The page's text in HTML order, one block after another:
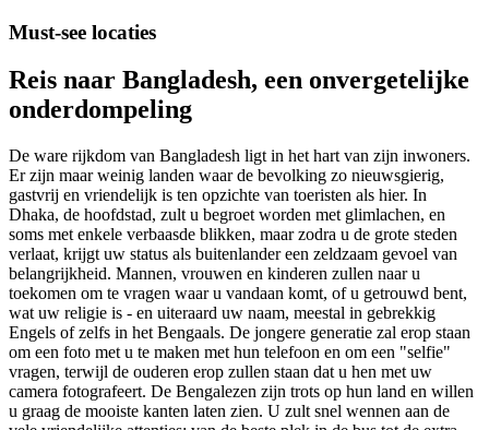
Must-see locaties
Reis naar Bangladesh, een onvergetelijke
onderdompeling
De ware rijkdom van Bangladesh ligt in het hart van zijn inwoners.
Er zijn maar weinig landen waar de bevolking zo nieuwsgierig,
gastvrij en vriendelijk is ten opzichte van toeristen als hier. In
Dhaka, de hoofdstad, zult u begroet worden met glimlachen, en
soms met enkele verbaasde blikken, maar zodra u de grote steden
verlaat, krijgt uw status als buitenlander een zeldzaam gevoel van
belangrijkheid. Mannen, vrouwen en kinderen zullen naar u
toekomen om te vragen waar u vandaan komt, of u getrouwd bent,
wat uw religie is - en uiteraard uw naam, meestal in gebrekkig
Engels of zelfs in het Bengaals. De jongere generatie zal erop staan
om een foto met u te maken met hun telefoon en om een "selfie"
vragen, terwijl de ouderen erop zullen staan dat u hen met uw
camera fotografeert. De Bengalezen zijn trots op hun land en willen
u graag de mooiste kanten laten zien. U zult snel wennen aan de